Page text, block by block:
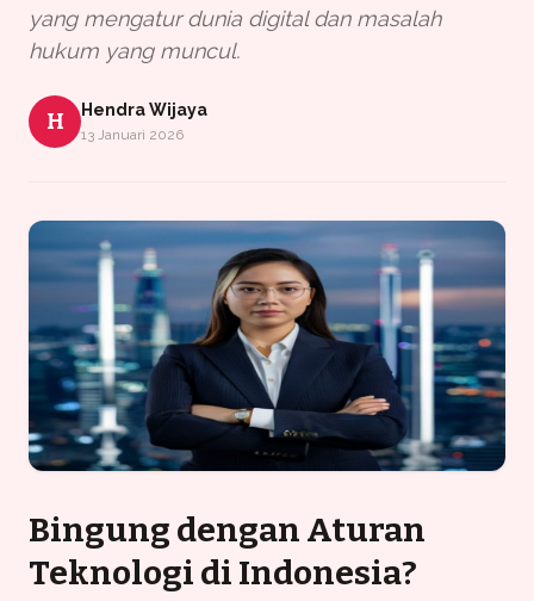
yang mengatur dunia digital dan masalah
hukum yang muncul.
H Hendra Wijaya
13 Januari 2026
Bingung dengan Aturan
Teknologi di Indonesia?